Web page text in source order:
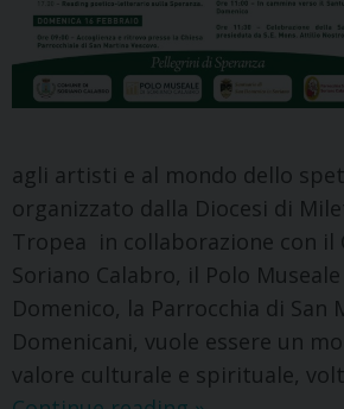
agli artisti e al mondo dello
organizzato dalla Diocesi di
Tropea in collaborazione con il
Soriano Calabro, il Polo Museale
Domenico, la Parrocchia di San
Domenicani, vuole essere un
valore culturale e spirituale,